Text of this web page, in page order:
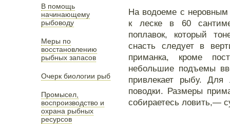
В помощь
начинающему
рыбоводу
Меры по
восстановлению
рыбных запасов
Очерк биологии рыб
Промысел,
воспроизводство и
охрана рыбных
ресурсов
На водоеме с
к леске в 60
поплавок, который
снасть следует в
приманка, кроме
небольшие подъемы
привлекает рыбу. Для
поводки. Размеры
собираетесь ловить,—